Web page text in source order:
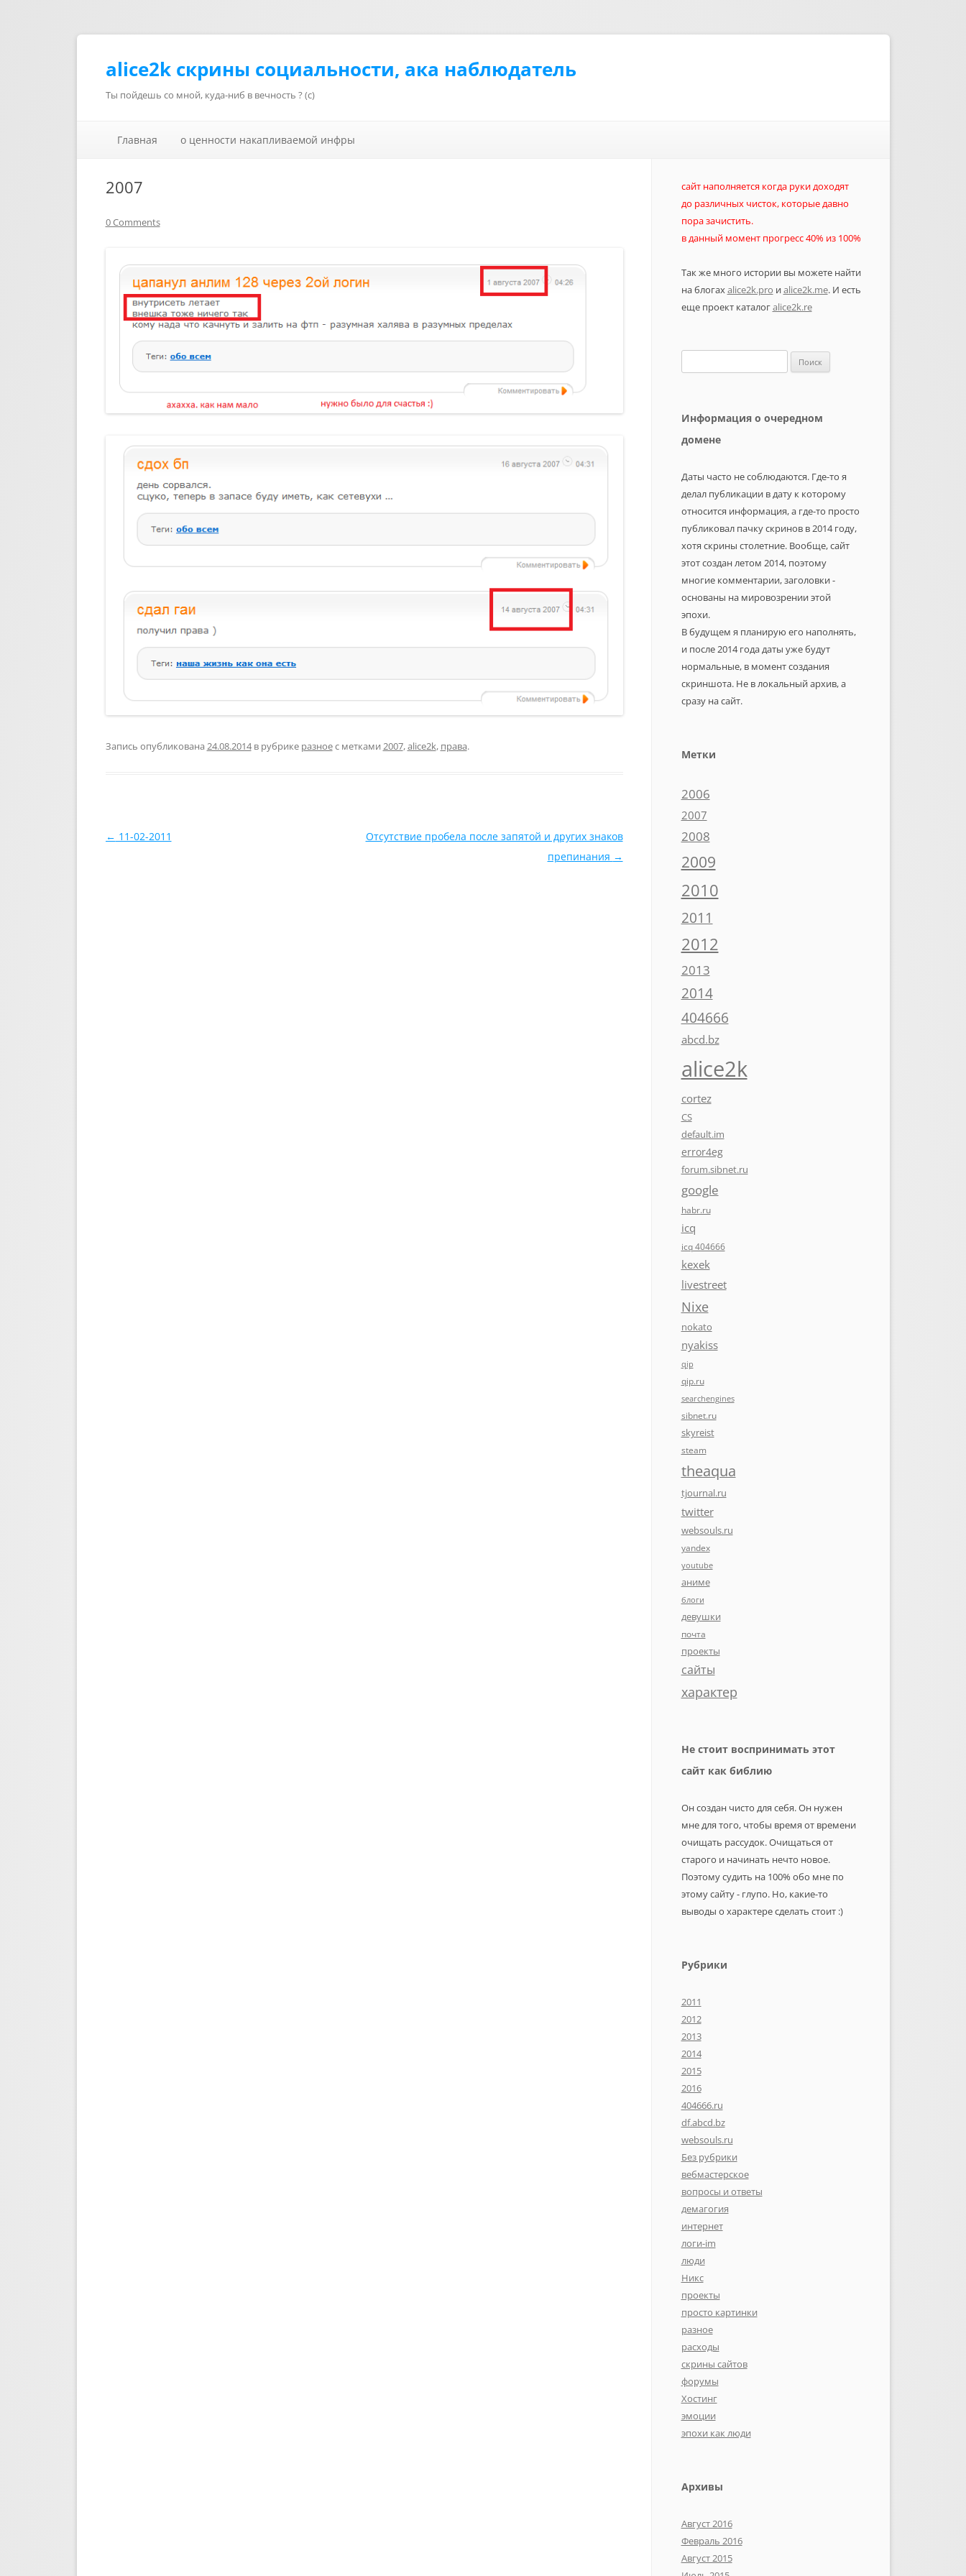
alice2k скрины социальности, ака наблюдатель
Ты пойдешь со мной, куда-ниб в вечность ? (с)
Главная
о ценности накапливаемой инфры
2007
0 Comments
Запись опубликована 24.08.2014в рубрике разноес метками 2007,alice2k, права.
Навигация по записям
← 11-02-2011
Отсутствие пробела после запятой и других знаков
препинания →
сайт наполняется когда руки доходят
до различных чисток, которые давно
пора зачистить.
в данный момент прогресс 40% из 100%
Так же много истории вы можете найти
на блогахalice2k.pro иalice2k.me. И есть
еще проект каталогalice2k.re
Информация о очередном
домене
Даты часто не соблюдаются. Где-то я
делал публикации в дату к которому
относится информация, а где-то просто
публиковал пачку скринов в 2014 году,
хотя скрины столетние. Вообще, сайт
этот создан летом 2014, поэтому
многие комментарии, заголовки -
основаны на мировозрении этой
эпохи.
В будущем я планирую его наполнять,
и после 2014 года даты уже будут
нормальные, в момент создания
скриншота. Не в локальный архив, а
сразу на сайт.
Метки
2006
2007
2008
2009
2010
2011
2012
2013
2014
404666
abcd.bz
alice2k
cortez
CS
default.im
error4eg
forum.sibnet.ru
google
habr.ru
icq
icq 404666
kexek
livestreet
Nixe
nokato
nyakiss
qip
qip.ru
searchengines
sibnet.ru
skyreist
steam
theaqua
tjournal.ru
twitter
websouls.ru
yandex
youtube
аниме
блоги
девушки
почта
проекты
сайты
характер
Не стоит воспринимать этот
сайт как библию
Он создан чисто для себя. Он нужен
мне для того, чтобы время от времени
очищать рассудок. Очищаться от
старого и начинать нечто новое.
Поэтому судить на 100% обо мне по
этому сайту - глупо. Но, какие-то
выводы о характере сделать стоит :)
Рубрики
2011
2012
2013
2014
2015
2016
404666.ru
df.abcd.bz
websouls.ru
Без рубрики
вебмастерское
вопросы и ответы
демагогия
интернет
логи-im
люди
Никс
проекты
просто картинки
разное
расходы
скрины сайтов
форумы
Хостинг
эмоции
эпохи как люди
Архивы
Август 2016
Февраль 2016
Август 2015